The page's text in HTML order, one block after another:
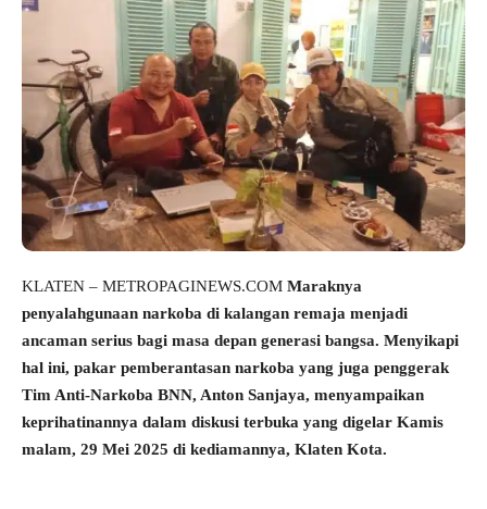
KLATEN – METROPAGINEWS.COM Maraknya
penyalahgunaan narkoba di kalangan remaja menjadi
ancaman serius bagi masa depan generasi bangsa. Menyikapi
hal ini, pakar pemberantasan narkoba yang juga penggerak
Tim Anti-Narkoba BNN, Anton Sanjaya, menyampaikan
keprihatinannya dalam diskusi terbuka yang digelar Kamis
malam, 29 Mei 2025 di kediamannya, Klaten Kota.